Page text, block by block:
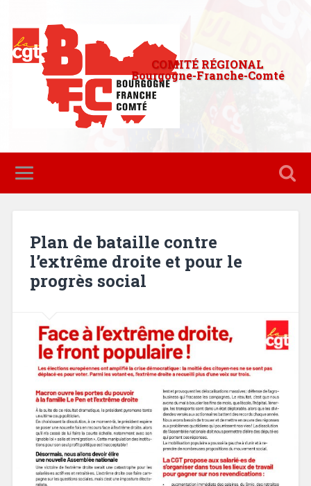
COMITÉ RÉGIONAL
Bourgogne-Franche-Comté
Plan de bataille contre
l’extrême droite et pour le
progrès social